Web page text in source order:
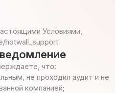
Условиями,
hotwall_support
что:
не проходил аудит и не
компанией;